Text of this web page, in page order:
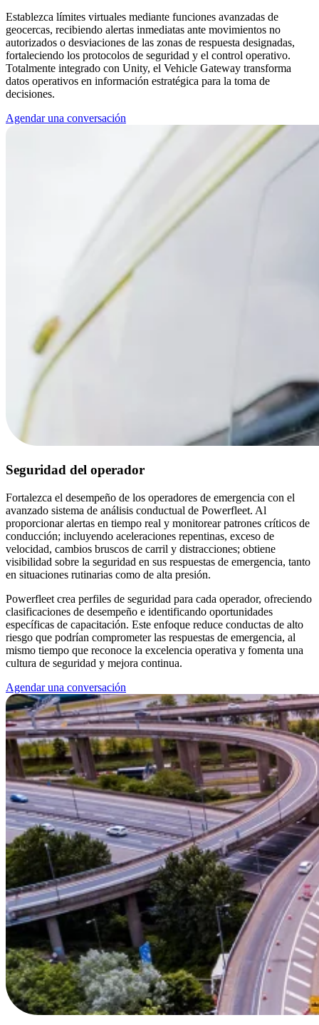
Establezca límites virtuales mediante funciones avanzadas de
geocercas, recibiendo alertas inmediatas ante movimientos no
autorizados o desviaciones de las zonas de respuesta designadas,
fortaleciendo los protocolos de seguridad y el control operativo.
Totalmente integrado con Unity, el Vehicle Gateway transforma
datos operativos en información estratégica para la toma de
decisiones.
Agendar una conversación
Seguridad del operador
Fortalezca el desempeño de los operadores de emergencia con el
avanzado sistema de análisis conductual de Powerfleet. Al
proporcionar alertas en tiempo real y monitorear patrones críticos de
conducción; incluyendo aceleraciones repentinas, exceso de
velocidad, cambios bruscos de carril y distracciones; obtiene
visibilidad sobre la seguridad en sus respuestas de emergencia, tanto
en situaciones rutinarias como de alta presión.
Powerfleet crea perfiles de seguridad para cada operador, ofreciendo
clasificaciones de desempeño e identificando oportunidades
específicas de capacitación. Este enfoque reduce conductas de alto
riesgo que podrían comprometer las respuestas de emergencia, al
mismo tiempo que reconoce la excelencia operativa y fomenta una
cultura de seguridad y mejora continua.
Agendar una conversación